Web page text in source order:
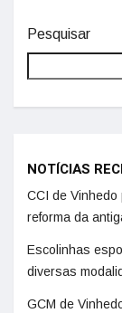
Pesquisar
NOTÍCIAS
CCI de
reforma da
Escolinhas
diversas
GCM de